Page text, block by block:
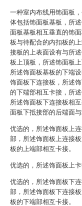
一种室内布线用饰面板
体包括饰面板基板，所
面板基板相互垂直的饰
板与待配合的内扣板的
接板的上表面设有与所
板上顶板，所述饰面板
所述饰面板基板的下端
饰面板下连接板，所述
的下端部相互卡接，所
所述饰面板下连接板相
面板下抵接部的后端面与
优选的，所述饰面板上
部，所述饰面板上连接
板的上端部相互卡接。
优选的，所述饰面板上
优选的，所述饰面板下
部，所述饰面板下连接
板的下端部相互卡接。